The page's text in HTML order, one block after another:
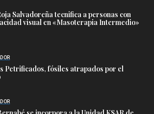
Salvadoreña tecnifica a personas con
visual en «Masoterapia Intermedio»
Petrificados, fósiles atrapados por el